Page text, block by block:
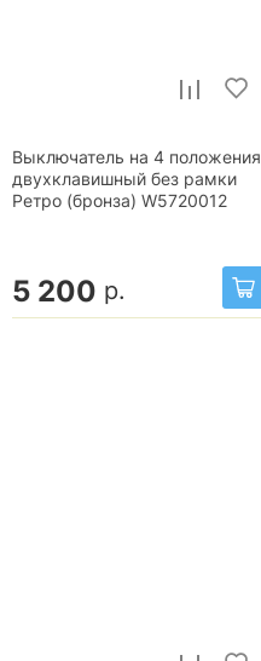
Выключатель на 4 положения
двухклавишный без рамки
Ретро (бронза) W5720012
5 200 р.